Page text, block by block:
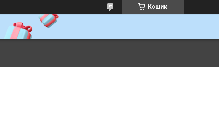
Кошик